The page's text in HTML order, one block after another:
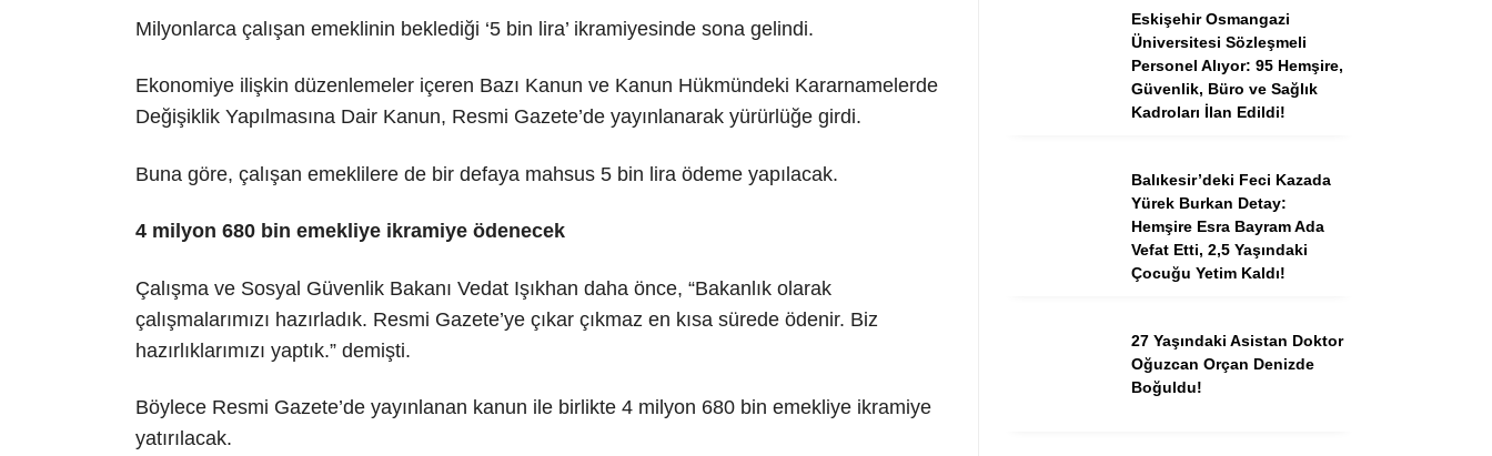
Milyonlarca çalışan emeklinin beklediği ‘5 bin lira’ ikramiyesinde sona gelindi.
Ekonomiye ilişkin düzenlemeler içeren Bazı Kanun ve Kanun Hükmündeki Kararnamelerde
Değişiklik Yapılmasına Dair Kanun, Resmi Gazete’de yayınlanarak yürürlüğe girdi.
Buna göre, çalışan emeklilere de bir defaya mahsus 5 bin lira ödeme yapılacak.
4 milyon 680 bin emekliye ikramiye ödenecek
Çalışma ve Sosyal Güvenlik Bakanı Vedat Işıkhan daha önce, “Bakanlık olarak
çalışmalarımızı hazırladık. Resmi Gazete’ye çıkar çıkmaz en kısa sürede ödenir. Biz
hazırlıklarımızı yaptık.” demişti.
Böylece Resmi Gazete’de yayınlanan kanun ile birlikte 4 milyon 680 bin emekliye ikramiye
yatırılacak.
Eskişehir Osmangazi
Üniversitesi Sözleşmeli
Personel Alıyor: 95 Hemşire,
Güvenlik, Büro ve Sağlık
Kadroları İlan Edildi!
Balıkesir’deki Feci Kazada
Yürek Burkan Detay:
Hemşire Esra Bayram Ada
Vefat Etti, 2,5 Yaşındaki
Çocuğu Yetim Kaldı!
27 Yaşındaki Asistan Doktor
Oğuzcan Orçan Denizde
Boğuldu!